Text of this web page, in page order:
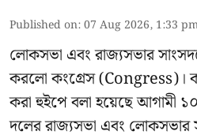
Published on:07 Aug 2026, 1:33
লোকসভা এবং রাজ্যসভার
করলো কংগ্রেস (Congress)।
করা হুইপে বলা হয়েছে আগামী
দলের রাজ্যসভা এবং লোকসভার